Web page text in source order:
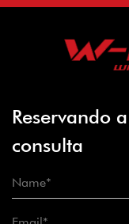
Reservando
consulta